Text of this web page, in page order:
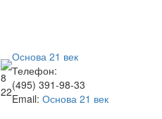
8
22
Основа 21 век
Телефон:
(495) 391-98-33
Email: Основа 21 век